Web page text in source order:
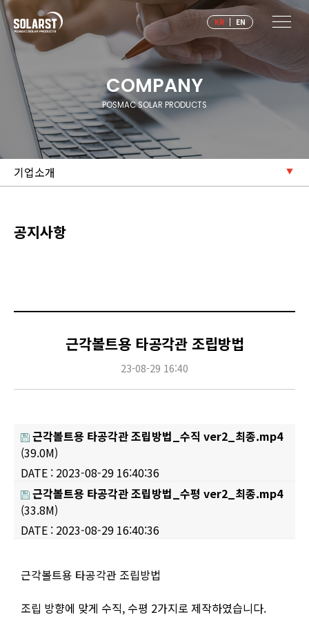
KR | EN
COMPANY
POSMAC SOLAR PRODUCTS
기업소개
공지사항
근각볼트용 타공각관 조립방법
23-08-29 16:40
근각볼트용 타공각관 조립방법_수직 ver2_최종.mp4
(39.0M)
DATE : 2023-08-29 16:40:36
근각볼트용 타공각관 조립방법_수평 ver2_최종.mp4
(33.8M)
DATE : 2023-08-29 16:40:36
Content
근각볼트용 타공각관 조립방법
조립 방향에 맞게 수직, 수평 2가지로 제작하였습니다.